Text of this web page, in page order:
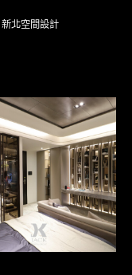
新北空間設計